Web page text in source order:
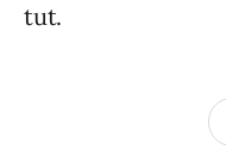
tut.